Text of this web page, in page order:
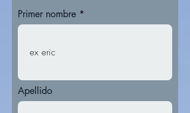
Primer nombre
Apellido